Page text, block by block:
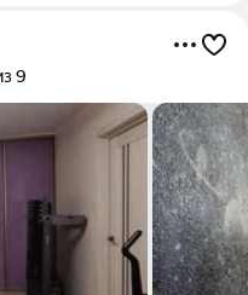
9